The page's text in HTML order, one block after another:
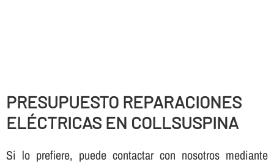
PRESUPUESTO REPARACIONES
ELÉCTRICAS EN COLLSUSPINA
Si lo prefiere, puede contactar con nosotros mediante